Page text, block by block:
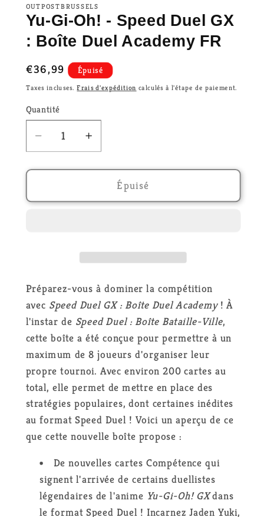
OUTPOSTBRUSSELS
Yu-Gi-Oh! - Speed Duel GX
: Boîte Duel Academy FR
Prix
habituel
€36,99 Épuisé
Taxes incluses.Frais d'expédition calculés à l'étape de paiement.
Quantité
Réduire
la
quantité
Yu-
GX
Boîte
Duel
Academy
FR
Augmenter
la
quantité
Yu-
GX
Duel
Academy
FR
Épuisé
Préparez-vous à dominer la compétition
avec Speed Duel GX : Boîte Duel Academy ! À
l'instar de Speed Duel : Boîte Bataille-Ville,
cette boîte a été conçue pour permettre à un
maximum de 8 joueurs d'organiser leur
propre tournoi. Avec environ 200 cartes au
total, elle permet de mettre en place des
stratégies populaires, dont certaines inédites
au format Speed Duel ! Voici un aperçu de ce
que cette nouvelle boîte propose :
De nouvelles cartes Compétence qui
signent l'arrivée de certains duellistes
légendaires de l'anime Yu-Gi-Oh! GX dans
le format Speed Duel ! Incarnez Jaden Yuki,